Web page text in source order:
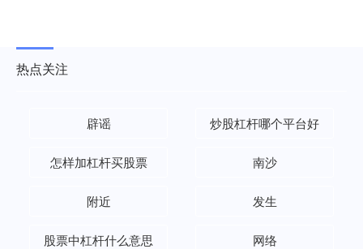
热点关注
辟谣 炒股杠杆哪个平台好
怎样加杠杆买股票 南沙
附近 发生
股票中杠杆什么意思 网络